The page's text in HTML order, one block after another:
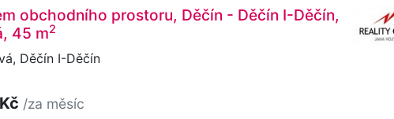
obchodního prostoru, Děčín - Děčín I-Děčín,
45 m2
Děčín I-Děčín
/za měsíc